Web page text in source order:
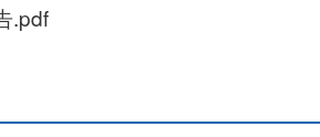
.pdf